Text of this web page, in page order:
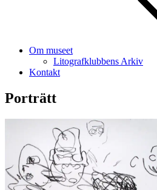
Om museet
Litografklubbens Arkiv
Kontakt
Porträtt